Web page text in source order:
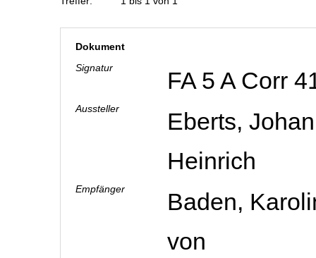
Dokument
Signatur
FA 5 A Corr
Aussteller
Eberts,
Heinrich
Empfänger
Baden,
von